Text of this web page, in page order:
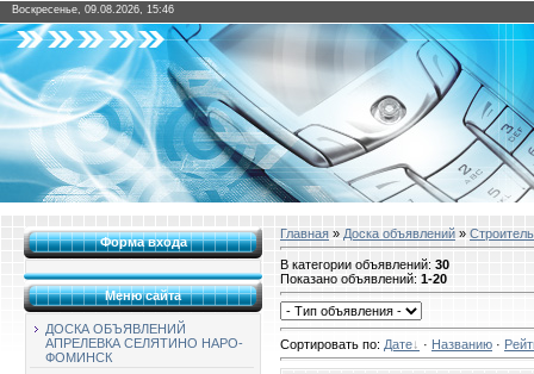
Воскресенье, 09.08.2026, 15:46
Форма входа
Меню сайта
ДОСКА ОБЪЯВЛЕНИЙ
АПРЕЛЕВКА СЕЛЯТИНО НАРО-
ФОМИНСК
Главная » Доска объявлений »
В категории объявлений: 30
Показано объявлений: 1-20
Сортировать по: Дате · Названию ·